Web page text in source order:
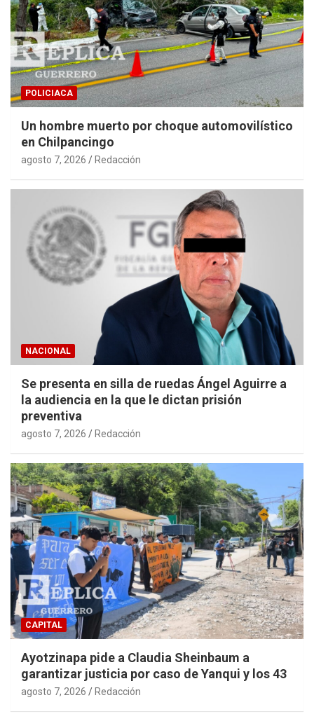
POLICIACA
Un hombre muerto por choque automovilístico
en Chilpancingo
agosto 7, 2026 Redacción
NACIONAL
Se presenta en silla de ruedas Ángel Aguirre a
la audiencia en la que le dictan prisión
preventiva
agosto 7, 2026 Redacción
CAPITAL
Ayotzinapa pide a Claudia Sheinbaum a
garantizar justicia por caso de Yanqui y los 43
agosto 7, 2026 Redacción